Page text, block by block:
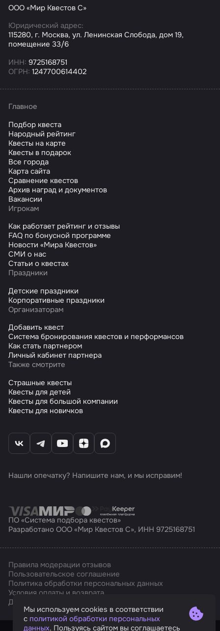
ООО «Мир Квестов С»
Юридический адрес:
115280, г. Москва, ул. Ленинская Слобода, дом 19,
помещение 33/6
ИНН: 9725168751
ОГРН: 1247700614402
Главное
Подбор квеста
Народный рейтинг
Квесты на карте
Квесты в подарок
Все города
Карта сайта
Сравнение квестов
Архив наград и документов
Вакансии
Игрокам
Как работает рейтинг и отзывы
FAQ по бонусной программе
Новости «Мира Квестов»
СМИ о нас
Статьи о квестах
Праздники
Детские праздники
Корпоративные праздники
Организаторам
Добавить квест
Система бронирования квестов и перформансов
Как стать партнером
Личный кабинет партнера
Также смотрите
Страшные квесты
Квесты для детей
Квесты для большой компании
Квесты для новичков
Нашли опечатку? Напишите нам, и мы исправим!
ПО «Система подбора квестов»
Разработано ООО «Мир Квестов С», ИНН 9725168751
Правила модерации отзывов
Пользовательское соглашение
Политика обработки персональных данных
Условия оплаты и возврата
Дизайн
Мы используем cookies в соответствии
с политикой обработки персональных
данных. Пользуясь сайтом вы соглашаетесь